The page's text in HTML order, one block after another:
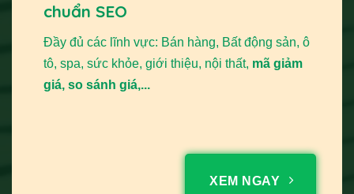
chuẩn SEO
Đầy đủ các lĩnh vực: Bán hàng, Bất động sản, ô
tô, spa, sức khỏe, giới thiệu, nội thất, mã giảm
giá, so sánh giá,...
XEM NGAY